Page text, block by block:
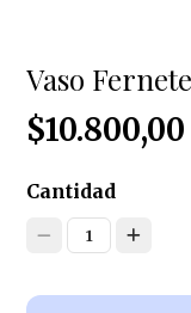
Vaso
$10.800,00
Cantidad
1